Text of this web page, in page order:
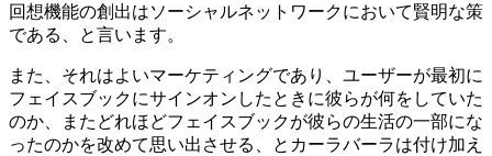
回想機能の創出はソーシャルネットワークにおいて賢明な策
である、と言います。
また、それはよいマーケティングであり、ユーザーが最初に
フェイスブックにサインオンしたときに彼らが何をしていた
のか、またどれほどフェイスブックが彼らの生活の一部にな
ったのかを改めて思い出させる、とカーラバーラは付け加え